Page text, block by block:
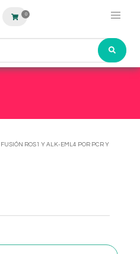
0
FUSIÓN ROS1 Y ALK-EML4 POR PCR Y